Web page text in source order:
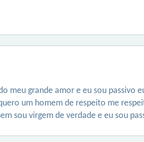
meu grande amor e eu sou passivo
um homem de respeito me
sou virgem de verdade e eu sou